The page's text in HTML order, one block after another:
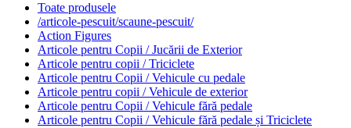
Toate produsele
/articole-pescuit/scaune-pescuit/
Action Figures
Articole pentru Copii / Jucării de Exterior
Articole pentru copii / Triciclete
Articole pentru Copii / Vehicule cu pedale
Articole pentru copii / Vehicule de exterior
Articole pentru Copii / Vehicule fără pedale
Articole pentru Copii / Vehicule fără pedale și Triciclete